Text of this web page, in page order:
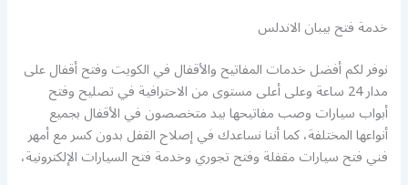
خدمة فتح بيبان الاندلس
نوفر لكم أفضل خدمات المفاتيح والأقفال في الكويت وفتح أقفال على
مدار 24 ساعة وعلى أعلى مستوى من الاحترافية في تصليح وفتح
أبواب سيارات وصب مفاتيحها بيد متخصصون في الأقفال بجميع
أنواعها المختلفة، كما أننا نساعدك في إصلاح القفل بدون كسر مع أمهر
فني فتح سيارات مقفلة وفتح تجوري وخدمة فتح السيارات الإلكترونية،